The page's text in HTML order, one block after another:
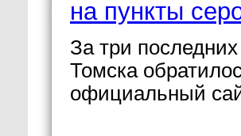
на пункты
За три
Томска
официальный